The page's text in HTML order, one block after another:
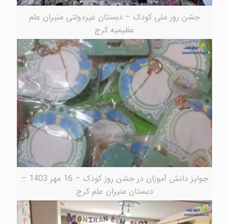
جشن روز ملی کودک – دبستان غیردولتی منیران علم
عظیمیه کرج
جوایز دانش آموزان در جشن روز کودک – 16 مهر 1403 –
دبستان منیران علم کرج